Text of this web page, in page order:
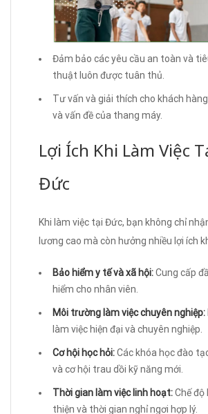
Đảm bảo các yêu cầu an toàn và
thuật luôn được tuân thủ.
Tư vấn và giải thích cho khách
và vấn đề của thang máy.
Lợi Ích Khi Làm Việc
Đức
Khi làm việc tại Đức, bạn không chỉ
lương cao mà còn hưởng nhiều lợi ích
Bảo hiểm y tế và xã hội:Cung cấp
hiểm cho nhân viên.
Môi trường làm việc chuyên nghiệp:
làm việc hiện đại và chuyên nghiệp.
Cơ hội học hỏi:Các khóa học đào
và cơ hội trau dồi kỹ năng mới.
Thời gian làm việc linh hoạt:Chế độ
thiện và thời gian nghỉ ngơi hợp lý.